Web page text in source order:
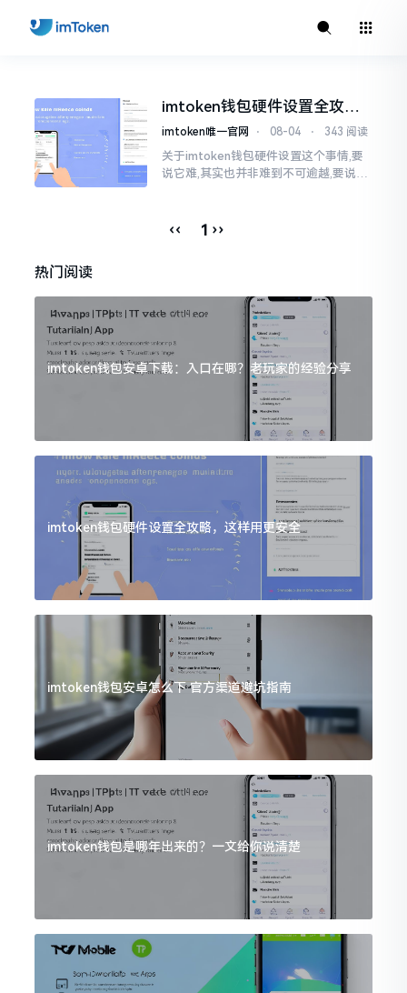
imtoken钱包硬件设置全攻
略，这样用更安全
imtoken唯一官网 ⋅ 08-04 ⋅ 343 阅读
关于imtoken钱包硬件设置这个事情,要
说它难,其实也并非难到不可逾越,要说它
始的时候
‹‹ 1 ››
热门阅读
imtoken钱包安卓下载：入口在哪？老玩家的经验分享
imtoken钱包硬件设置全攻略，这样用更安全
imtoken钱包安卓怎么下 官方渠道避坑指南
imtoken钱包是哪年出来的？一文给你说清楚